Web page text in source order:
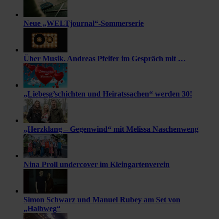
Neue „WELTjournal“-Sommerserie
Über Musik. Andreas Pfeifer im Gespräch mit …
„Liebesg’schichten und Heiratssachen“ werden 30!
„Herzklang – Gegenwind“ mit Melissa Naschenweng
Nina Proll undercover im Kleingartenverein
Simon Schwarz und Manuel Rubey am Set von
„Halbweg“